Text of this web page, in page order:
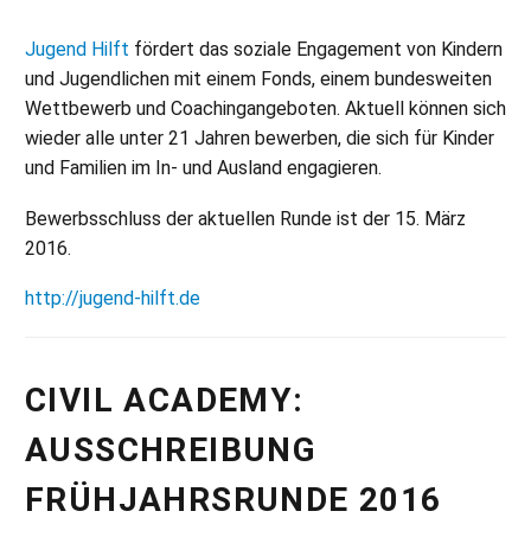
Jugend Hilft fördert das soziale Engagement von Kindern
und Jugendlichen mit einem Fonds, einem bundesweiten
Wettbewerb und Coachingangeboten. Aktuell können sich
wieder alle unter 21 Jahren bewerben, die sich für Kinder
und Familien im In- und Ausland engagieren.
Bewerbsschluss der aktuellen Runde ist der 15. März
2016.
http://jugend-hilft.de
CIVIL ACADEMY:
AUSSCHREIBUNG
FRÜHJAHRSRUNDE 2016